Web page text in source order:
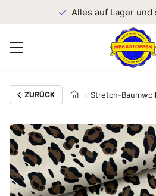
Alles auf Lager und
ZURÜCK Stretch-